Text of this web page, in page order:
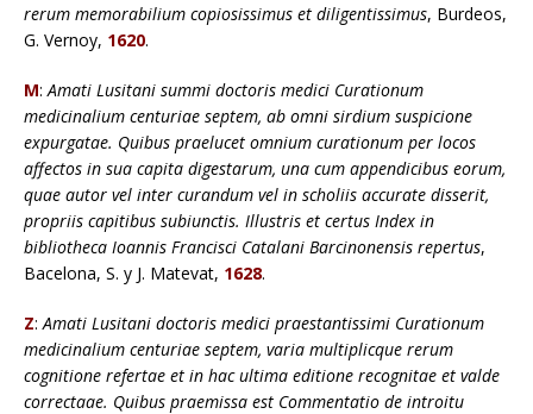
rerum memorabilium copiosissimus et diligentissimus, Burdeos,
G. Vernoy, 1620.
M:Amati Lusitani summi doctoris medici Curationum
medicinalium centuriae septem, ab omni sirdium suspicione
expurgatae. Quibus praelucet omnium curationum per locos
affectos in sua capita digestarum, una cum appendicibus eorum,
quae autor vel inter curandum vel in scholiis accurate disserit,
propriis capitibus subiunctis. Illustris et certus Index in
bibliotheca Ioannis Francisci Catalani Barcinonensis repertus,
Bacelona, S. y J. Matevat, 1628.
Z:Amati Lusitani doctoris medici praestantissimi Curationum
medicinalium centuriae septem, varia multiplicque rerum
cognitione refertae et in hac ultima editione recognitae et valde
correctaae. Quibus praemissa est Commentatio de introitu